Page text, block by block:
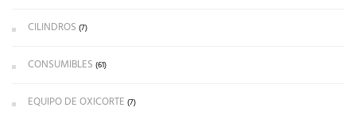
CILINDROS (7)
CONSUMIBLES (61)
EQUIPO DE OXICORTE (7)